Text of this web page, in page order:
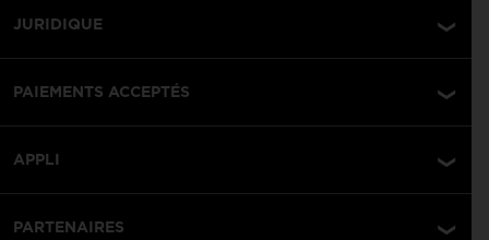
JURIDIQUE
PAIEMENTS ACCEPTÉS
APPLI
PARTENAIRES